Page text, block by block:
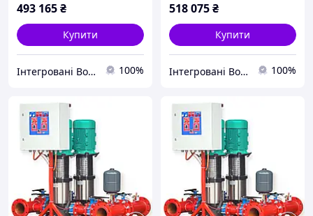
493 165₴
Купити
Інтегровані Водні Технології ТОВ 100%
518 075₴
Купити
Інтегровані Водні Технології ТОВ 100%